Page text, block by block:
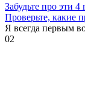
Забудьте про эти
Проверьте, какие
Я всегда первым
02